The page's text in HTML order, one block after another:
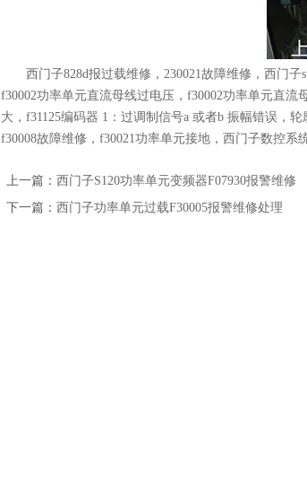
西门子828d报过载维修，230021故障维修，西门
f30002功率单元直流母线过电压，f30002功率单元直流
大，f31125编码器 1：过调制信号a 或者b 振幅错误，
f30008故障维修，f30021功率单元接地，西门子数控系
上一篇： 西门子S120功率单元变频器F07930报警维修
下一篇： 西门子功率单元过载F30005报警维修处理